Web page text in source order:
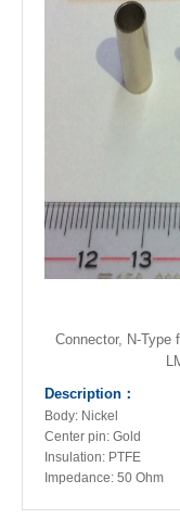
Connector, N-Type
Description：
Body: Nickel
Center pin: Gold
Insulation: PTFE
Impedance: 50 Ohm